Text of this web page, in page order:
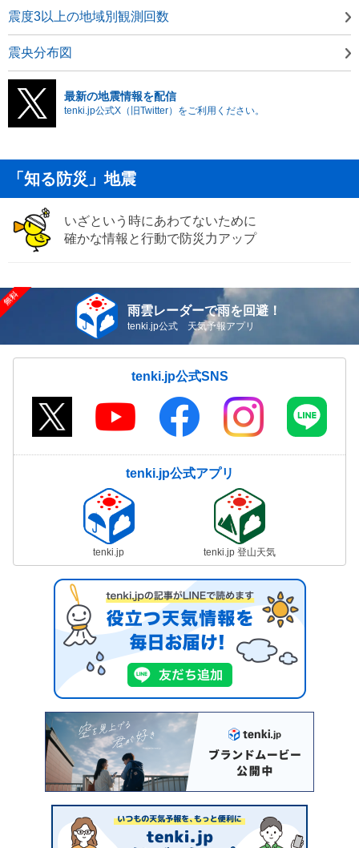
震度3以上の地域別観測回数
震央分布図
最新の地震情報を配信
tenki.jp公式X（旧Twitter）をご利用ください。
「知る防災」地震
いざという時にあわてないために
確かな情報と行動で防災力アップ
雨雲レーダーで雨を回避！
tenki.jp公式 天気予報アプリ
tenki.jp公式SNS
tenki.jp公式アプリ
tenki.jp tenki.jp 登山天気